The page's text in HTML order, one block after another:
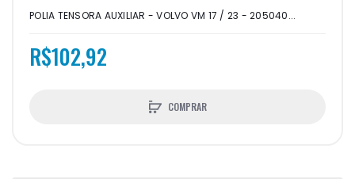
POLIA TENSORA AUXILIAR - VOLVO VM 17 / 23 - 205040...
R$102,92
COMPRAR